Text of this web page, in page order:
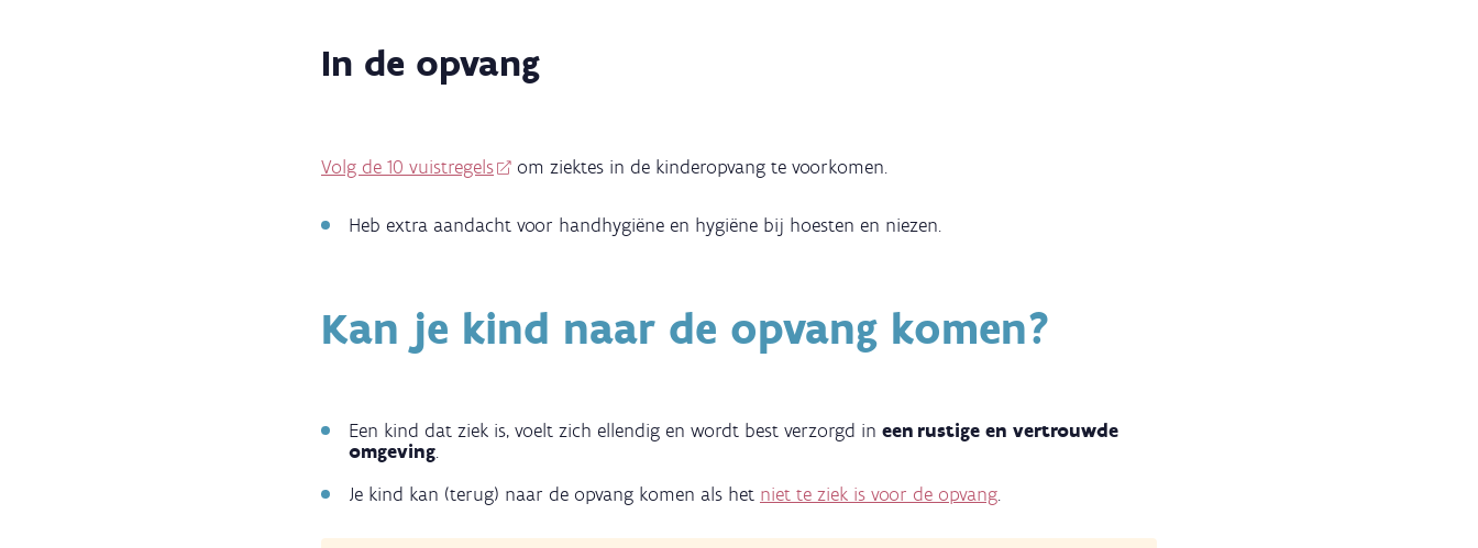
In de opvang
Volg de 10 vuistregels om ziektes in de kinderopvang te voorkomen.
Heb extra aandacht voor handhygiëne en hygiëne bij hoesten en niezen.
Kan je kind naar de opvang komen?
Een kind dat ziek is, voelt zich ellendig en wordt best verzorgd in een rustige en vertrouwde
omgeving.
Je kind kan (terug) naar de opvang komen als het niet te ziek is voor de opvang.